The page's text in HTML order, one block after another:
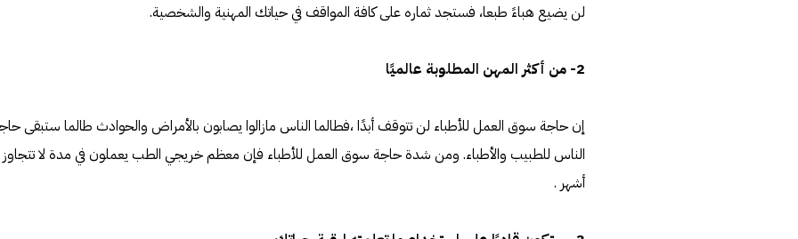
لن يضيع هباءً طبعا، فستجد ثماره على كافة المواقف في حياتك المهنية والشخصية.
2- من أكثر المهن المطلوبة عالميًا
إن حاجة سوق العمل للأطباء لن تتوقف أبدًا ،فطالما الناس مازالوا يصابون بالأمراض والحوادث طالما ستبقى
أشهر .